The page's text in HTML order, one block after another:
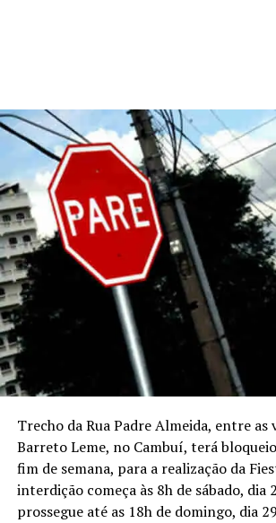
Trecho da Rua Padre Almeida, entre as
Barreto Leme, no Cambuí, terá
fim de semana, para a realização da
interdição começa às 8h de sábado, dia
prossegue até as 18h de domingo, dia